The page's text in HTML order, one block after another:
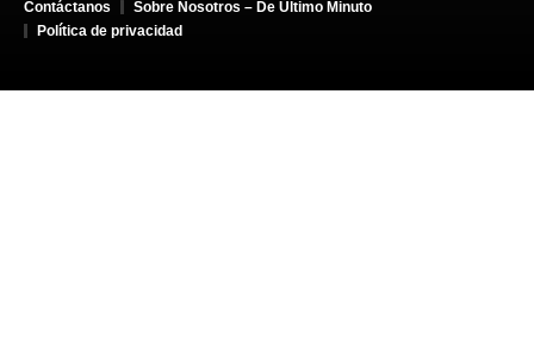
Contáctanos
Sobre Nosotros – De Último Minuto
Política de privacidad